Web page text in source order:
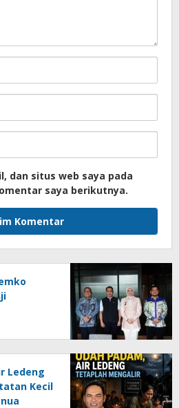
dan situs web saya pada
saya berikutnya.
Ledeng
Kecil